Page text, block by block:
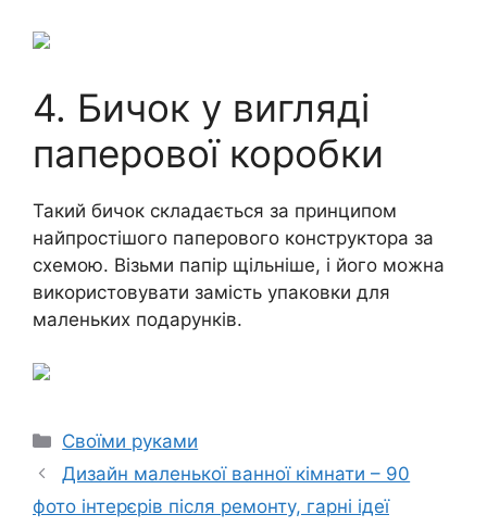
4. Бичок у вигляді
паперової коробки
Такий бичок складається за принципом
найпростішого паперового конструктора за
схемою. Візьми папір щільніше, і його можна
використовувати замість упаковки для
маленьких подарунків.
Категорії
Своїми руками
Дизайн маленької ванної кімнати – 90
фото інтерєрів після ремонту, гарні ідеї